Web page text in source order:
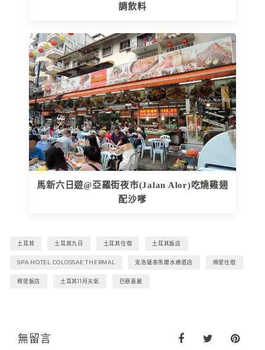
調飲料
馬新六日遊@亞羅街夜市(Jalan Alor)吃燒雞翅
配沙嗲
土耳其 土耳其九日 土耳其住宿 土耳其飯店
SPA HOTEL COLOSSAE THERMAL 克洛薩泰馬爾水療酒店 棉堡住宿
棉堡飯店 土耳其11月天氣 巴穆嘉麗
無留言